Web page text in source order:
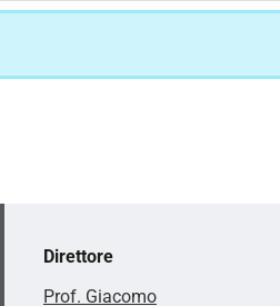
Direttore
Prof. Giacomo